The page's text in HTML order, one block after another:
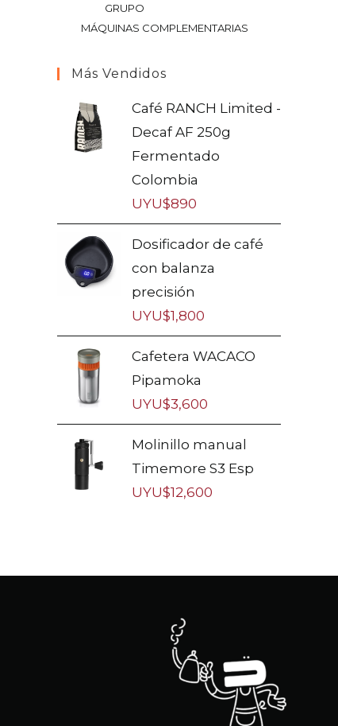
GRUPO
MÁQUINAS COMPLEMENTARIAS
Más Vendidos
Café RANCH Limited -
Decaf AF 250g
Fermentado
Colombia
UYU$890
Dosificador de café
con balanza
precisión
UYU$1,800
Cafetera WACACO
Pipamoka
UYU$3,600
Molinillo manual
Timemore S3 Esp
UYU$12,600